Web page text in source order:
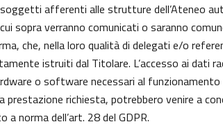
afferenti alle strutture dell’Ateneo
verranno comunicati o saranno
che, nella loro qualità di delegati e/o
istruiti dal Titolare. L’accesso ai dati
o software necessari al
richiesta, potrebbero venire a
norma dell’art. 28 del GDPR.